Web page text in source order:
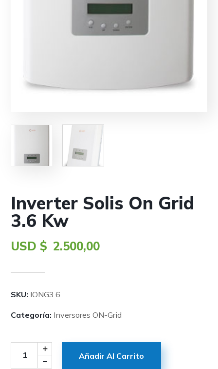
Inverter Solis On Grid
3.6 Kw
USD $ 2.500,00
SKU: IONG3.6
Categoría: Inversores ON-Grid
Añadir Al Carrito